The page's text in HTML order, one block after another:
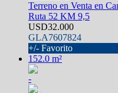
Terreno en Venta en
Ruta 52 KM 9,5
USD32.000
GLA7607824
+/- Favorito
152.0 m²
-